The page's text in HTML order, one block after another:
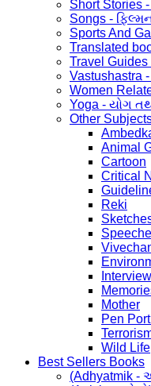
Short Stories -
Songs -
Sports And
Translated
Travel Guides
Vastushastra
Women
Yoga - યોગ
Other
Animal
Cartoon
Critical
Reki
Mother
Pen
Wild Life
Best Sellers Books
(Adhyatmik -